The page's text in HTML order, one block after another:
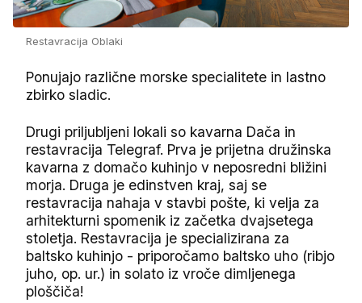
Restavracija Oblaki
Ponujajo različne morske specialitete in lastno
zbirko sladic.
Drugi priljubljeni lokali so kavarna Dača in
restavracija Telegraf. Prva je prijetna družinska
kavarna z domačo kuhinjo v neposredni bližini
morja. Druga je edinstven kraj, saj se
restavracija nahaja v stavbi pošte, ki velja za
arhitekturni spomenik iz začetka dvajsetega
stoletja. Restavracija je specializirana za
baltsko kuhinjo - priporočamo baltsko uho (ribjo
juho, op. ur.) in solato iz vroče dimljenega
ploščiča!